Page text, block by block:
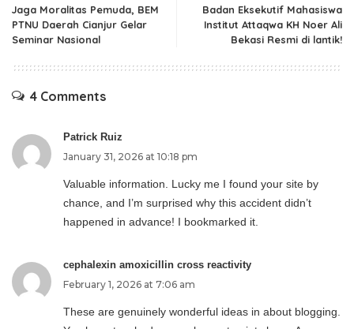
Jaga Moralitas Pemuda, BEM
PTNU Daerah Cianjur Gelar
Seminar Nasional
Badan Eksekutif Mahasiswa
Institut Attaqwa KH Noer Ali
Bekasi Resmi di lantik!
4 Comments
Patrick Ruiz
January 31, 2026 at 10:18 pm
Valuable information. Lucky me I found your site by
chance, and I’m surprised why this accident didn’t
happened in advance! I bookmarked it.
cephalexin amoxicillin cross reactivity
February 1, 2026 at 7:06 am
These are genuinely wonderful ideas in about blogging.